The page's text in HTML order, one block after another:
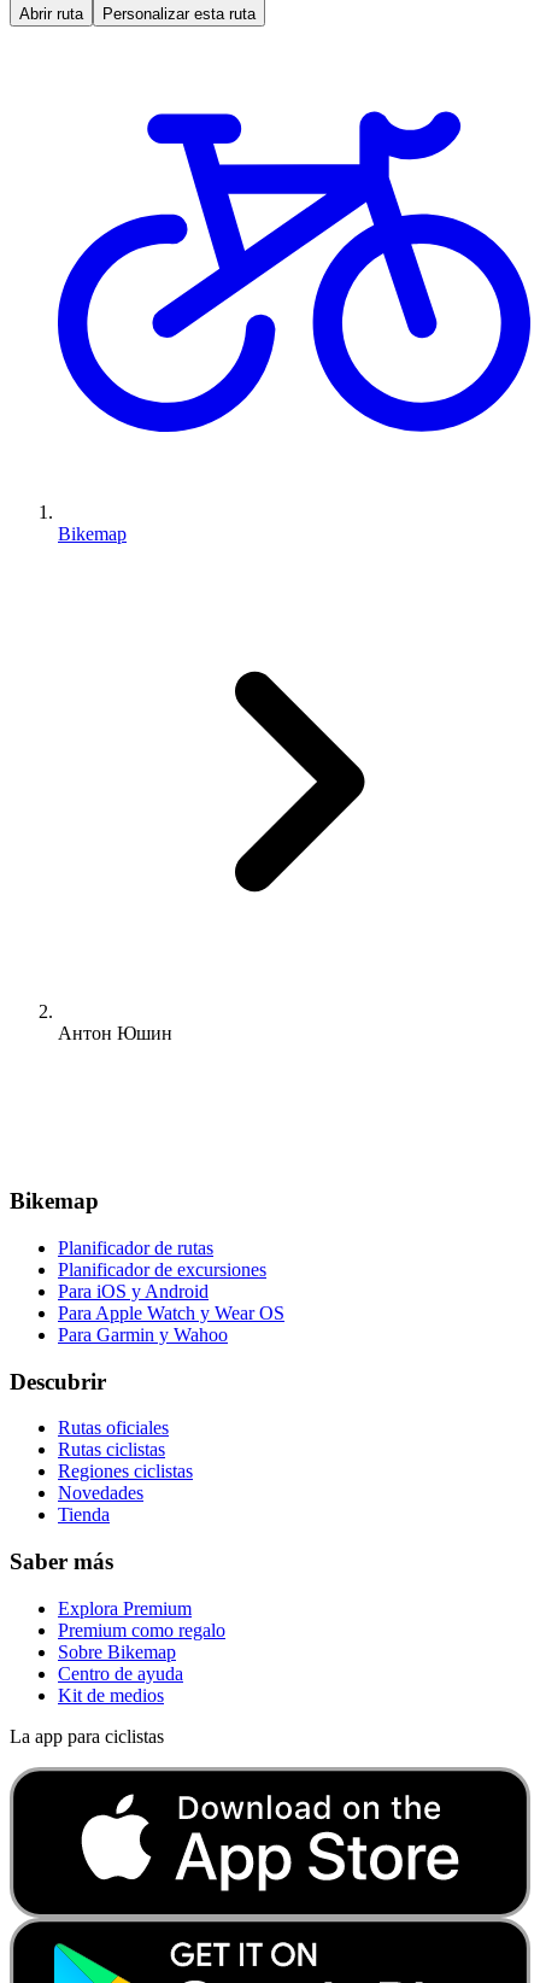
Abrir ruta Personalizar esta ruta
Bikemap
Антон Юшин
Bikemap
Planificador de rutas
Planificador de excursiones
Para iOS y Android
Para Apple Watch y Wear OS
Para Garmin y Wahoo
Descubrir
Rutas oficiales
Rutas ciclistas
Regiones ciclistas
Novedades
Tienda
Saber más
Explora Premium
Premium como regalo
Sobre Bikemap
Centro de ayuda
Kit de medios
La app para ciclistas